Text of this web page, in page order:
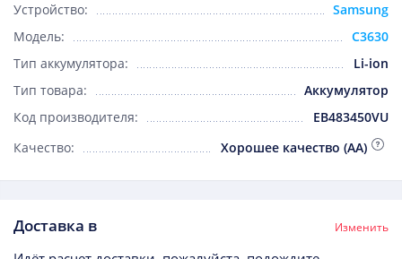
Устройство:
Samsung
Модель:
C3630
Тип аккумулятора:
Li-ion
Тип товара:
Аккумулятор
Код производителя:
EB483450VU
Качество:
Хорошее качество (AA)
Доставка в Изменить